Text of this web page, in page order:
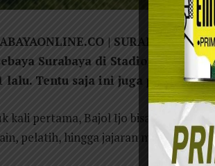
| SURABAYA –
Surabaya di Stadion Gelora
lalu. Tentu saja ini juga peristiwa
kali pertama, Bajol Ijo bisa
pelatih, hingga jajaran manajemen